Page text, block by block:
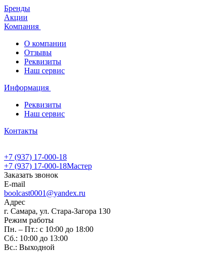
Бренды
Акции
Компания
О компании
Отзывы
Реквизиты
Наш сервис
Информация
Реквизиты
Наш сервис
Контакты
+7 (937) 17-000-18
+7 (937) 17-000-18Мастер
Заказать звонок
E-mail
boolcast0001@yandex.ru
Адрес
г. Самара, ул. Стара-Загора 130
Режим работы
Пн. – Пт.: с 10:00 до 18:00
Сб.: 10:00 до 13:00
Вс.: Выходной